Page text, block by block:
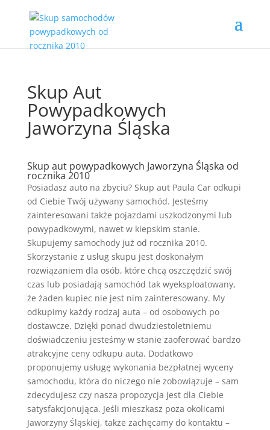
Skup Aut
Powypadkowych
Jaworzyna Śląska
Skup aut powypadkowych Jaworzyna Śląska od
rocznika 2010
Posiadasz auto na zbyciu? Skup aut Paula Car odkupi
od Ciebie Twój używany samochód. Jesteśmy
zainteresowani także pojazdami uszkodzonymi lub
powypadkowymi, nawet w kiepskim stanie.
Skupujemy samochody już od rocznika 2010.
Skorzystanie z usług skupu jest doskonałym
rozwiązaniem dla osób, które chcą oszczędzić swój
czas lub posiadają samochód tak wyeksploatowany,
że żaden kupiec nie jest nim zainteresowany. My
odkupimy każdy rodzaj auta – od osobowych po
dostawcze. Dzięki ponad dwudziestoletniemu
doświadczeniu jesteśmy w stanie zaoferować bardzo
atrakcyjne ceny odkupu auta. Dodatkowo
proponujemy usługę wykonania bezpłatnej wyceny
samochodu, która do niczego nie zobowiązuje – sam
zdecydujesz czy nasza propozycja jest dla Ciebie
satysfakcjonująca. Jeśli mieszkasz poza okolicami
Jaworzyny Śląskiej, także zachęcamy do kontaktu –